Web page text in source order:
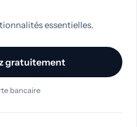
essentielles.
gratuitement
bancaire